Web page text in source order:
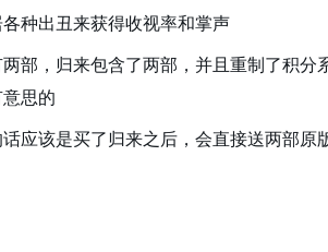
种出丑来获得收视率和掌声
部，归来包含了两部，并且重制了积
思的
应该是买了归来之后，会直接送两部原